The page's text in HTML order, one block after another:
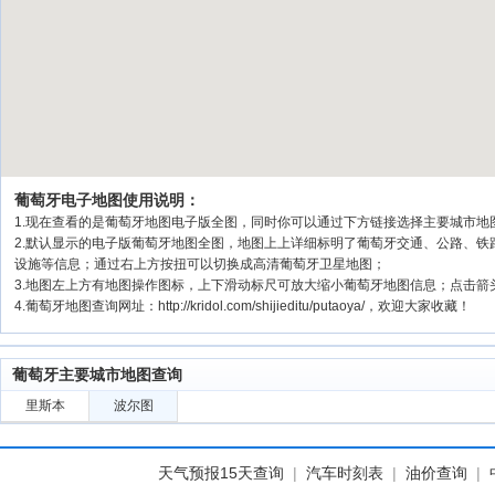
葡萄牙电子地图使用说明：
1.现在查看的是葡萄牙地图电子版全图，同时你可以通过下方链接选择主要城市
2.默认显示的电子版葡萄牙地图全图，地图上上详细标明了葡萄牙交通、公路、
设施等信息；通过右上方按扭可以切换成高清葡萄牙卫星地图；
3.地图左上方有地图操作图标，上下滑动标尺可放大缩小葡萄牙地图信息；点击
4.葡萄牙地图查询网址：http://kridol.com/shijieditu/putaoya/，欢迎大家收藏！
葡萄牙主要城市地图查询
里斯本 波尔图
天气预报15天查询 | 汽车时刻表 | 油价查询 |